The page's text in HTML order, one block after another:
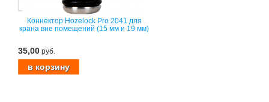
Коннектор Hozelock Pro 2041 для
крана вне помещений (15 мм и 19 мм)
35,00 руб.